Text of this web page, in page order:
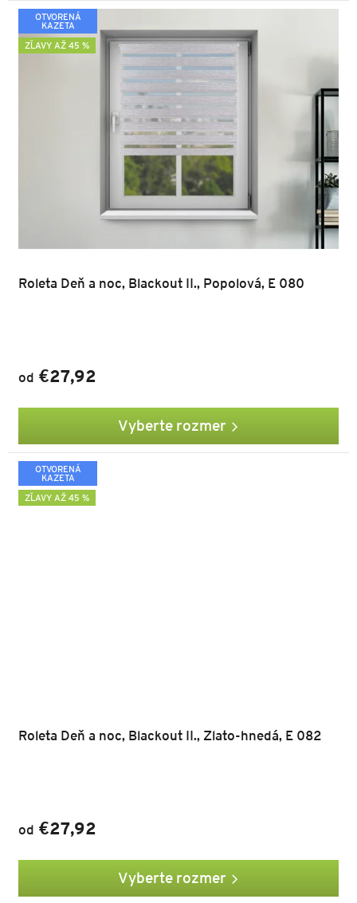
OTVORENÁ
KAZETA
ZĽAVY AŽ 45 %
Roleta Deň a noc, Blackout II., Popolová, E 080
od €27,92
Vyberte rozmer
OTVORENÁ
KAZETA
ZĽAVY AŽ 45 %
Roleta Deň a noc, Blackout II., Zlato-hnedá, E 082
od €27,92
Vyberte rozmer